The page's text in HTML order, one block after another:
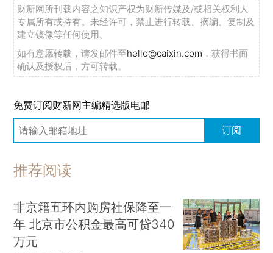
财新网所刊载内容之知识产权为财新传媒及/或相关权利人
专属所有或持有。未经许可，禁止进行转载、摘编、复制及
建立镜像等任何使用。
如有意愿转载，请发邮件至hello@caixin.com ，获得书面
确认及授权后，方可转载。
免费订阅财新网主编精选版电邮
订阅
推荐阅读
非京籍五环内购房社保降至一
年 北京市公积金最高可贷340
万元